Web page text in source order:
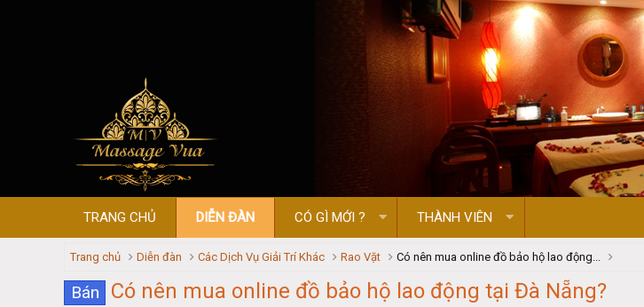
TRANG CHỦ DIỄN ĐÀN CÓ GÌ MỚI ? THÀNH VIÊN
Trang chủ Diễn đàn Các Dịch Vụ Giải Trí Khác Rao Vặt Có nên mua online đồ bảo hộ lao động...
Bán Có nên mua online đồ bảo hộ lao động tại Đà Nẵng?